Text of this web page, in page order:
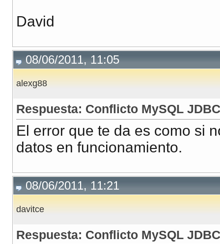
David
08/06/2011, 11:05
alexg88
Respuesta: Conflicto MySQL JDBC
El error que te da es como si
datos en funcionamiento.
08/06/2011, 11:21
davitce
Respuesta: Conflicto MySQL JDBC